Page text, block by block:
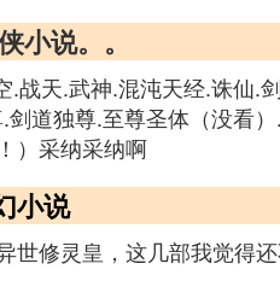
说。。
战天.武神.混沌天经.诛仙.
道独尊.至尊圣体（没看
）采纳采纳啊
小说
修灵皇，这几部我觉得还